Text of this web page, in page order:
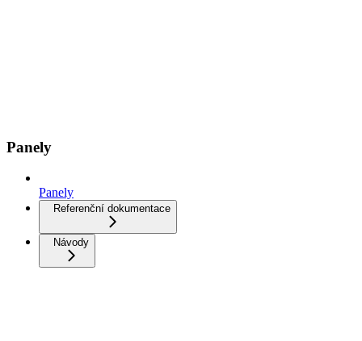
Panely
Panely
Referenční dokumentace
Návody